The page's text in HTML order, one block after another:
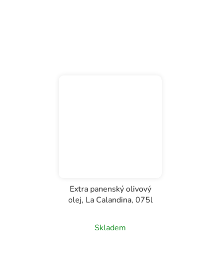
Extra panenský olivový
olej, La Calandina, 075l
Skladem